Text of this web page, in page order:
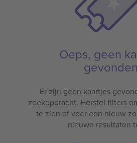
Oeps, geen
Er zijn geen kaartjes
zoekopdracht. Herstel filters
te zien of voer een nieuw
nieuwe resultaten